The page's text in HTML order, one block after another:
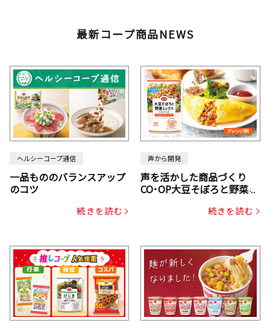
最新コープ商品NEWS
ヘルシーコープ通信
一品もののバランスアップ
のコツ
続きを読む
声から開発
声を活かした商品づくり
CO･OP大豆そぼろと野菜ミ
じん・コーン入り）続きを読む